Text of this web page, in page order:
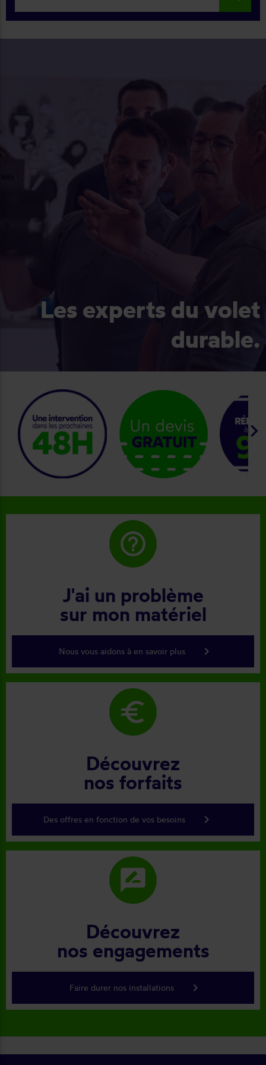
Les experts du volet
durable.
keyboard_arrow_right
help_outline
J'ai un problème
sur mon matériel
Nous vous aidons à en savoir plus keyboard_arrow_right
euro
Découvrez
nos forfaits
Des offres en fonction de vos besoins keyboard_arrow_right
rate_review
Découvrez
nos engagements
Faire durer nos installations keyboard_arrow_right